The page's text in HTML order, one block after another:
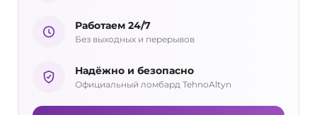
Работаем 24/7
Без выходных и перерывов
Надёжно и безопасно
Официальный ломбард TehnoAltyn